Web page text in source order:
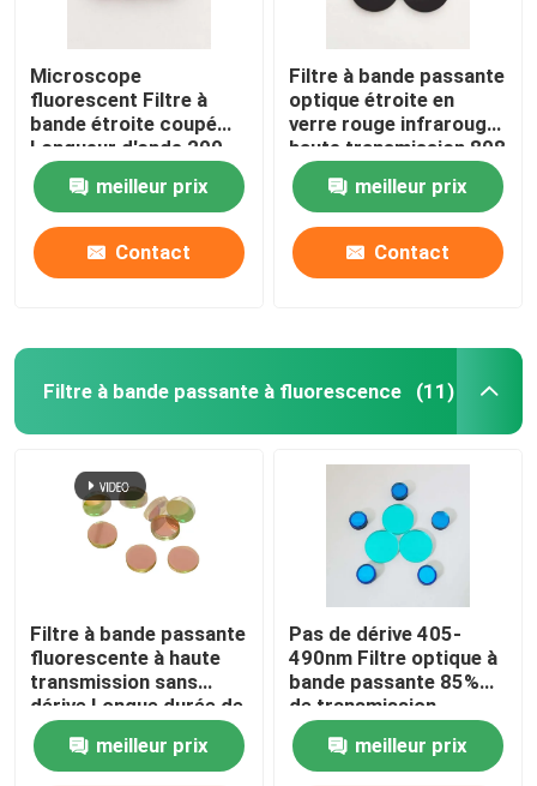
Vitres de protection électromagnétique ITO
Filtres d'analyseur de biochimie
Filtre à bande passante visible
Filtre optique à passage court
Filtre anti-réflexion
Film à haute réflectivité
Splitter de faisceau optique
Des lunettes anti reflets
Microscope
fluorescent Filtre à
bande étroite coupé
Longueur d'onde 200-
1100 nm
meilleur prix
Contact
Filtre à bande passante
optique étroite en
verre rouge infrarouge
haute transmission 808
nm
meilleur prix
Contact
Filtre à bande passante à fluorescence (11)
Filtre à bande passante
fluorescente à haute
transmission sans
dérive Longue durée de
vie 685 nm
meilleur prix
Pas de dérive 405-
490nm Filtre optique à
bande passante 85%
de transmission
meilleur prix